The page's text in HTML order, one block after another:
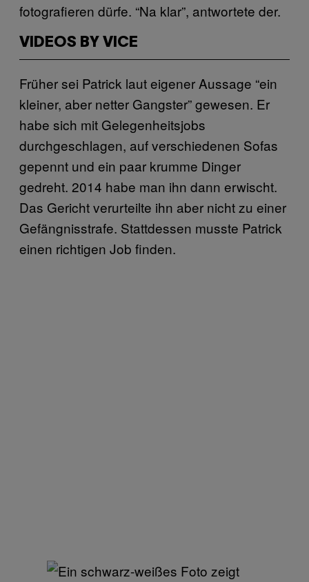
fotografieren dürfe. “Na klar”, antwortete der.
VIDEOS BY VICE
Früher sei Patrick laut eigener Aussage “ein
kleiner, aber netter Gangster” gewesen. Er
habe sich mit Gelegenheitsjobs
durchgeschlagen, auf verschiedenen Sofas
gepennt und ein paar krumme Dinger
gedreht. 2014 habe man ihn dann erwischt.
Das Gericht verurteilte ihn aber nicht zu einer
Gefängnisstrafe. Stattdessen musste Patrick
einen richtigen Job finden.